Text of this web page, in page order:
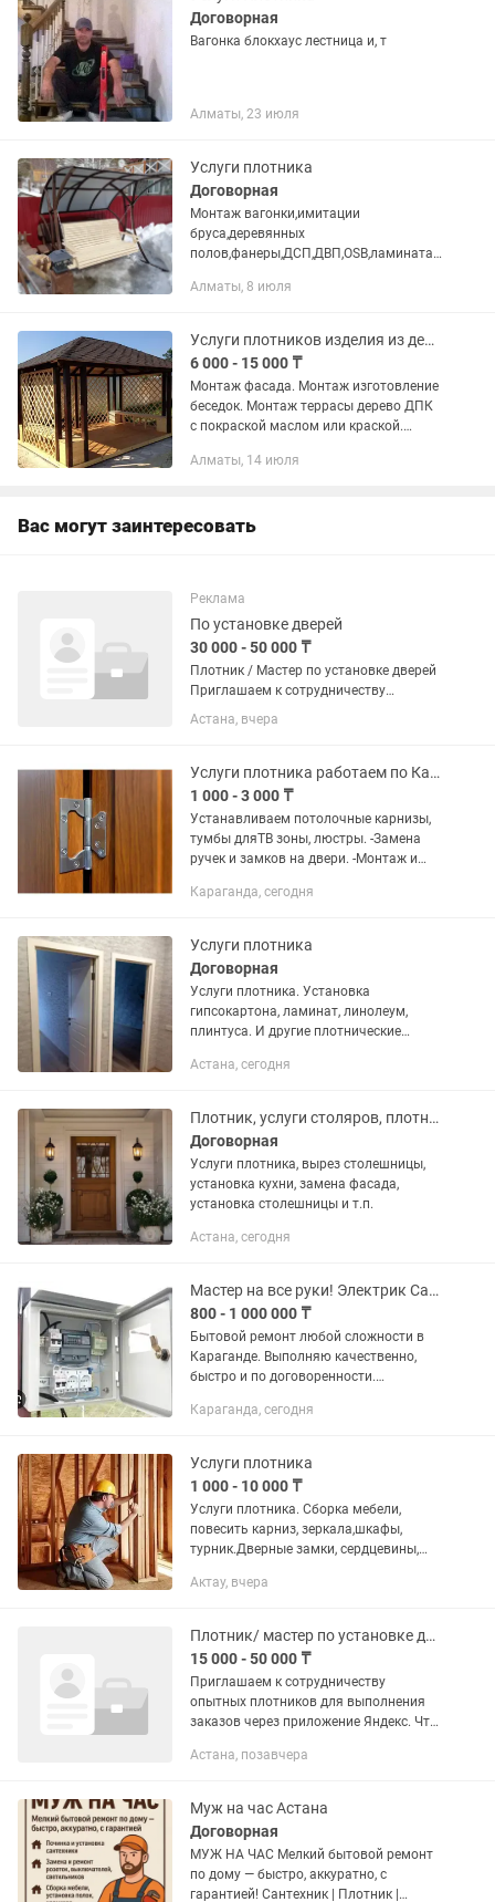
Договорная
Вагонка блокхаус лестница и, т
Алматы, 23 июля
Услуги плотника
Договорная
Монтаж вагонки,имитации
бруса,деревянных
полов,фанеры,ДСП,ДВП,OSB,ламината,
Алматы, 8 июля
Услуги плотников изделия из дерева
6 000 - 15 000 ₸
Монтаж фасада. Монтаж изготовление
беседок. Монтаж террасы дерево ДПК
с покраской маслом или краской.
Монтаж и пристройка балконов из
Алматы, 14 июля
Вас могут заинтересовать
Реклама
По установке дверей
30 000 - 50 000 ₸
Плотник / Мастер по установке дверей
Приглашаем к сотрудничеству
опытных плотников для выполнения
заказов через приложение Яндекс. Что
межкомнатных и входных дверей;
•монтаж...
Астана, вчера
Услуги плотника работаем по Караганде.
1 000 - 3 000 ₸
Устанавливаем потолочные карнизы,
тумбы дляТВ зоны, люстры. -Замена
ручек и замков на двери. -Монтаж и
тумбочки, дверей шкафа, установка
Караганда, сегодня
Услуги плотника
Договорная
Услуги плотника. Установка
гипсокартона, ламинат, линолеум,
плинтуса. И другие плотнические
Астана, сегодня
Плотник, услуги столяров, плотницкие работа
Договорная
Услуги плотника, вырез столешницы,
установка кухни, замена фасада,
установка столешницы и т.п.
Астана, сегодня
Мастер на все руки! Электрик Сантехник Сварщик Плотник Мебельщик
800 - 1 000 000 ₸
Бытовой ремонт любой сложности в
Караганде. Выполняю качественно,
быстро и по договоренности.
Услуги : 💡Электрика Установка и
Караганда, сегодня
Услуги плотника
1 000 - 10 000 ₸
Услуги плотника. Сборка мебели,
повесить карниз, зеркала,шкафы,
турник.Дверные замки, сердцевины,
Актау, вчера
Плотник/ мастер по установке дверей
15 000 - 50 000 ₸
Приглашаем к сотрудничеству
опытных плотников для выполнения
заказов через приложение Яндекс. Что
межкомнатных и входных дверей;
и...
Астана, позавчера
Муж на час Астана
Договорная
МУЖ НА ЧАС Мелкий бытовой ремонт
по дому — быстро, аккуратно, с
гарантией! Сантехник | Плотник |